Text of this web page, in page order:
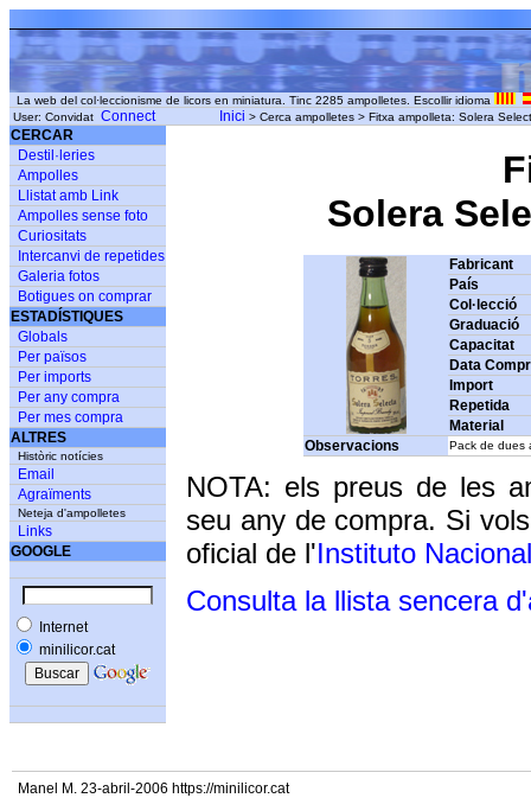
La web del col·leccionisme de licors en miniatura. Tinc 2285 ampolletes. Escollir idioma
User: Convidat Connect Inici > Cerca ampolletes > Fitxa ampolleta: Solera
CERCAR
Destil·leries
Ampolles
Llistat amb Link
Ampolles sense foto
Curiositats
Intercanvi de repetides
Galeria fotos
Botigues on comprar
ESTADÍSTIQUES
Globals
Per països
Per imports
Per any compra
Per mes compra
ALTRES
Històric notícies
Email
Agraïments
Neteja d'ampolletes
Links
GOOGLE
Internet
minilicor.cat
Solera
Fabricant
País
Col·lecció
Graduació
Capacitat
Data
Import
Repetida
Material
Observacions
Pack de dues
NOTA: els preus de les
seu any de compra. Si
oficial de l'Instituto
Consulta la llista sencera
Manel M. 23-abril-2006 https://minilicor.cat